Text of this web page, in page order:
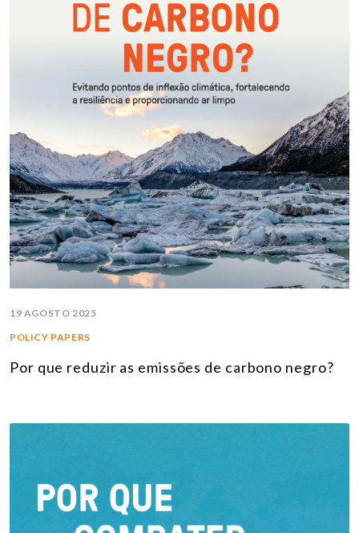
19 AGOSTO 2025
POLICY PAPERS
Por que reduzir as emissões de carbono negro?